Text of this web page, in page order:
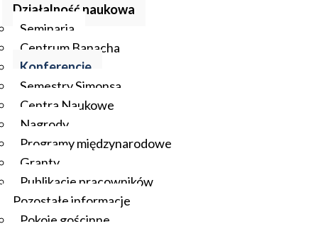
Działalność naukowa
Seminaria
Centrum Banacha
Konferencje
Semestry Simonsa
Centra Naukowe
Nagrody
Programy międzynarodowe
Granty
Publikacje pracowników
Pozostałe informacje
Pokoje gościnne